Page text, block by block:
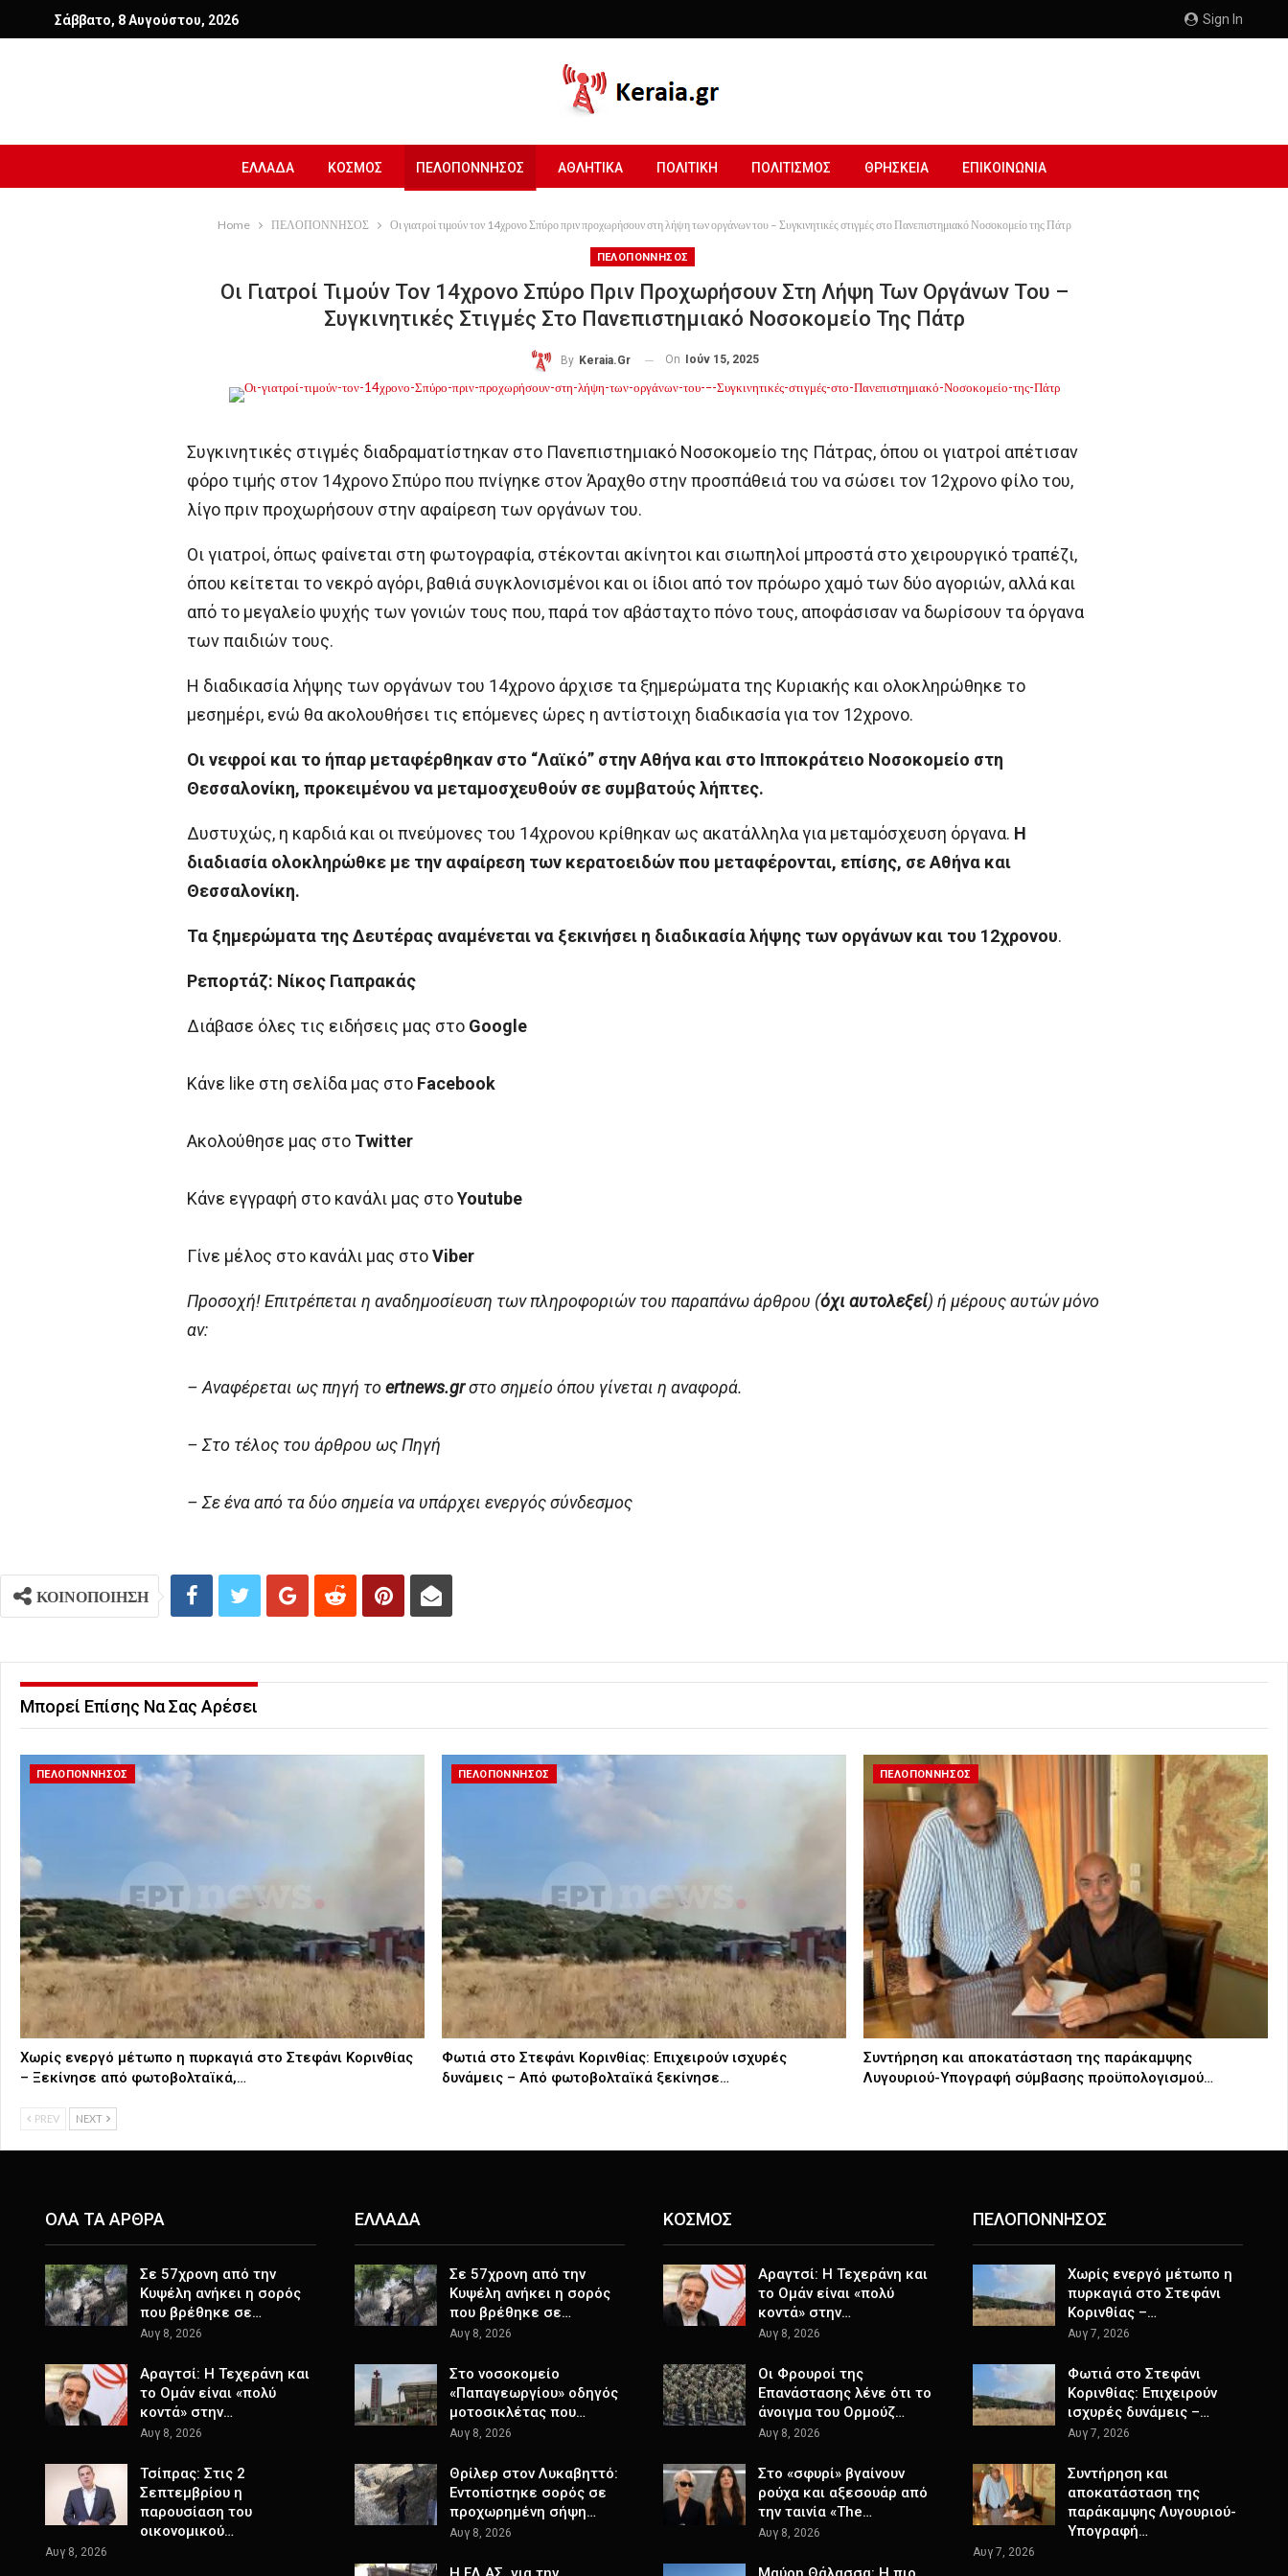
Sign In
Σάββατο, 8 Αυγούστου, 2026
ΕΛΛΑΔΑ ΚΟΣΜΟΣ ΠΕΛΟΠΟΝΝΗΣΟΣ ΑΘΛΗΤΙΚΑ ΠΟΛΙΤΙΚΗ ΠΟΛΙΤΙΣΜΟΣ ΘΡΗΣΚΕΙΑ ΕΠΙΚΟΙΝΩΝΙΑ
Home ΠΕΛΟΠΟΝΝΗΣΟΣ Οι γιατροί τιμούν τον 14χρονο Σπύρο πριν προχωρήσουν στη λήψη των οργάνων του – Συγκινητικές στιγμές στο Πανεπιστημιακό Νοσοκομείο της Πάτρ
ΠΕΛΟΠΟΝΝΗΣΟΣ
Οι Γιατροί Τιμούν Τον 14χρονο Σπύρο Πριν Προχωρήσουν Στη Λήψη Των Οργάνων Του –
Συγκινητικές Στιγμές Στο Πανεπιστημιακό Νοσοκομείο Της Πάτρ
By Keraia.gr On Ιούν 15, 2025
Συγκινητικές στιγμές διαδραματίστηκαν στο Πανεπιστημιακό Νοσοκομείο της Πάτρας, όπου οι γιατροί απέτισαν
φόρο τιμής στον 14χρονο Σπύρο που πνίγηκε στον Άραχθο στην προσπάθειά του να σώσει τον 12χρονο φίλο του,
λίγο πριν προχωρήσουν στην αφαίρεση των οργάνων του.
Οι γιατροί, όπως φαίνεται στη φωτογραφία, στέκονται ακίνητοι και σιωπηλοί μπροστά στο χειρουργικό τραπέζι,
όπου κείτεται το νεκρό αγόρι, βαθιά συγκλονισμένοι και οι ίδιοι από τον πρόωρο χαμό των δύο αγοριών, αλλά και
από το μεγαλείο ψυχής των γονιών τους που, παρά τον αβάσταχτο πόνο τους, αποφάσισαν να δωρίσουν τα όργανα
των παιδιών τους.
Η διαδικασία λήψης των οργάνων του 14χρονο άρχισε τα ξημερώματα της Κυριακής και ολοκληρώθηκε το
μεσημέρι, ενώ θα ακολουθήσει τις επόμενες ώρες η αντίστοιχη διαδικασία για τον 12χρονο.
Οι νεφροί και το ήπαρ μεταφέρθηκαν στο “Λαϊκό” στην Αθήνα και στο Ιπποκράτειο Νοσοκομείο στη
Θεσσαλονίκη, προκειμένου να μεταμοσχευθούν σε συμβατούς λήπτες.
Δυστυχώς, η καρδιά και οι πνεύμονες του 14χρονου κρίθηκαν ως ακατάλληλα για μεταμόσχευση όργανα. Η
διαδιασία ολοκληρώθκε με την αφαίρεση των κερατοειδών που μεταφέρονται, επίσης, σε Αθήνα και
Θεσσαλονίκη.
Τα ξημερώματα της Δευτέρας αναμένεται να ξεκινήσει η διαδικασία λήψης των οργάνων και του 12χρονου.
Ρεπορτάζ: Νίκος Γιαπρακάς
Διάβασε όλες τις ειδήσεις μας στο Google
Κάνε like στη σελίδα μας στο Facebook
Ακολούθησε μας στο Twitter
Κάνε εγγραφή στο κανάλι μας στοYoutube
Γίνε μέλος στο κανάλι μας στοViber
Προσοχή! Επιτρέπεται η αναδημοσίευση των πληροφοριών του παραπάνω άρθρου (όχι αυτολεξεί) ή μέρους αυτών μόνο
αν:
– Αναφέρεται ως πηγή τοertnews.gr στο σημείο όπου γίνεται η αναφορά.
– Στο τέλος του άρθρου ως Πηγή
– Σε ένα από τα δύο σημεία να υπάρχει ενεργός σύνδεσμος
ΚΟΙΝΟΠΟΙΗΣΗ
Μπορεί Επίσης Να Σας Αρέσει
ΠΕΛΟΠΟΝΝΗΣΟΣ
Χωρίς ενεργό μέτωπο η πυρκαγιά στο Στεφάνι Κορινθίας
– Ξεκίνησε από φωτοβολταϊκά,…
ΠΕΛΟΠΟΝΝΗΣΟΣ
Φωτιά στο Στεφάνι Κορινθίας: Επιχειρούν ισχυρές
δυνάμεις – Από φωτοβολταϊκά ξεκίνησε…
ΠΕΛΟΠΟΝΝΗΣΟΣ
Συντήρηση και αποκατάσταση της παράκαμψης
Λυγουριού-Υπογραφή σύμβασης προϋπολογισμού…
PREV NEXT
ΟΛΑ ΤΑ ΑΡΘΡΑ
Σε 57χρονη από την
Κυψέλη ανήκει η σορός
που βρέθηκε σε…
Αυγ 8, 2026
Αραγτσί: Η Τεχεράνη και
το Ομάν είναι «πολύ
κοντά» στην…
Αυγ 8, 2026
Τσίπρας: Στις 2
Σεπτεμβρίου η
παρουσίαση του
οικονομικού…
Αυγ 8, 2026
ΕΛΛΑΔΑ
Σε 57χρονη από την
Κυψέλη ανήκει η σορός
που βρέθηκε σε…
Αυγ 8, 2026
Στο νοσοκομείο
«Παπαγεωργίου» οδηγός
μοτοσικλέτας που…
Αυγ 8, 2026
Θρίλερ στον Λυκαβηττό:
Εντοπίστηκε σορός σε
προχωρημένη σήψη…
Αυγ 8, 2026
ΚΟΣΜΟΣ
Αραγτσί: Η Τεχεράνη και
το Ομάν είναι «πολύ
κοντά» στην…
Αυγ 8, 2026
Οι Φρουροί της
Επανάστασης λένε ότι το
άνοιγμα του Ορμούζ…
Αυγ 8, 2026
Στο «σφυρί» βγαίνουν
ρούχα και αξεσουάρ από
την ταινία «The…
Αυγ 8, 2026
ΠΕΛΟΠΟΝΝΗΣΟΣ
Χωρίς ενεργό μέτωπο η
πυρκαγιά στο Στεφάνι
Κορινθίας –…
Αυγ 7, 2026
Φωτιά στο Στεφάνι
Κορινθίας: Επιχειρούν
ισχυρές δυνάμεις –…
Αυγ 7, 2026
Συντήρηση και
αποκατάσταση της
παράκαμψης Λυγουριού-
Υπογραφή…
Αυγ 7, 2026